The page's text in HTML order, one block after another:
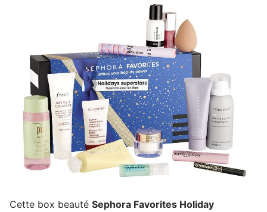
Cette box beauté Sephora Favorites Holiday